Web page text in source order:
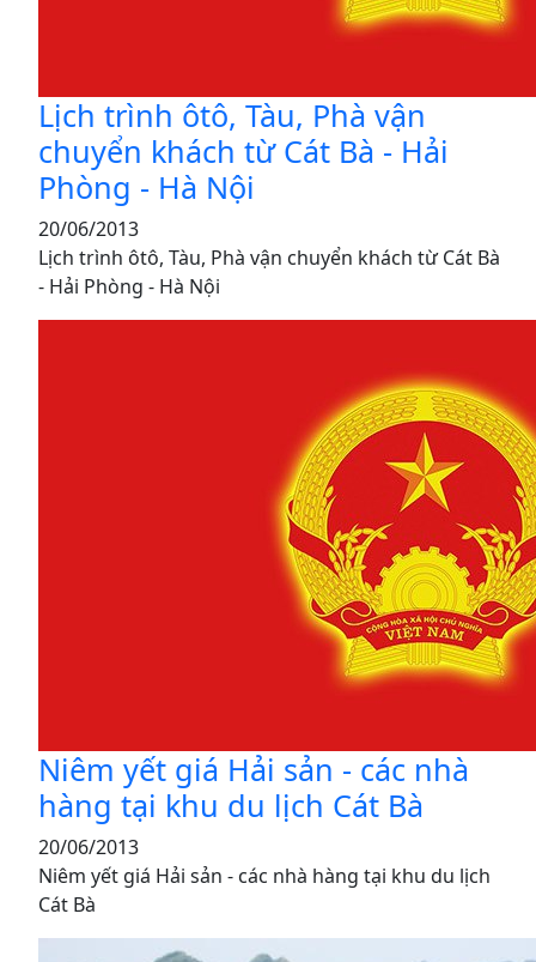
Lịch trình ôtô, Tàu, Phà vận
chuyển khách từ Cát Bà - Hải
Phòng - Hà Nội
20/06/2013
Lịch trình ôtô, Tàu, Phà vận chuyển khách từ Cát Bà
- Hải Phòng - Hà Nội
Niêm yết giá Hải sản - các nhà
hàng tại khu du lịch Cát Bà
20/06/2013
Niêm yết giá Hải sản - các nhà hàng tại khu du lịch
Cát Bà